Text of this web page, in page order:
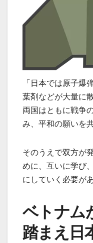
「日本では原子爆
葉剤などが大量に
両国はともに戦争
み、平和の願いを
そのうえで双方が
めに、互いに学び
にしていく必要が
ベトナム
踏まえ日